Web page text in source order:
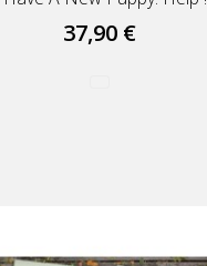
37,90 €